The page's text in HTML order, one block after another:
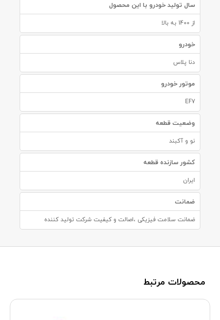
سال تولید خودرو با این محصول
از 1400 به بالا
خودرو
دنا پلاس
موتور خودرو
EF7
وضعیت قطعه
نو و آکبند
کشور سازنده قطعه
ایران
ضمانت
ضمانت سلامت فیزیکی ،اصالت و کیفیت شرکت تولید کننده
محصولات مرتبط